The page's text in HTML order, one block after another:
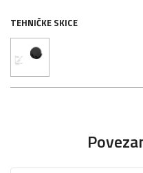
TEHNIČKE SKICE